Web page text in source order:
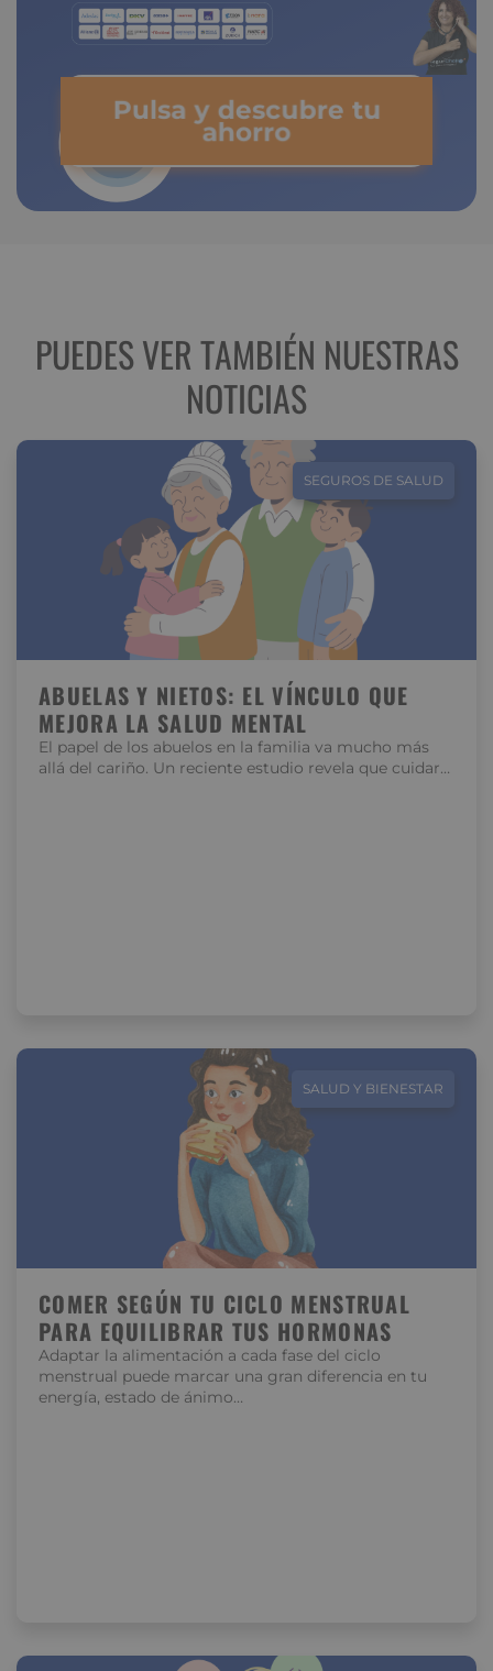
Pulsa y descubre tu
ahorro
PUEDES VER TAMBIÉN NUESTRAS
NOTICIAS
SEGUROS DE SALUD
ABUELAS Y NIETOS: EL VÍNCULO QUE
MEJORA LA SALUD MENTAL
El papel de los abuelos en la familia va mucho más
allá del cariño. Un reciente estudio revela que cuidar…
SALUD Y BIENESTAR
COMER SEGÚN TU CICLO MENSTRUAL
PARA EQUILIBRAR TUS HORMONAS
Adaptar la alimentación a cada fase del ciclo
menstrual puede marcar una gran diferencia en tu
energía, estado de ánimo…